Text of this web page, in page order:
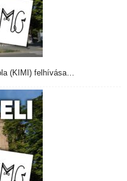
(KIMI) felhívása…